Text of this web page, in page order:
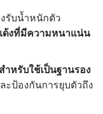
รับน้ำหนักตัว
ด้งที่มีความหนาแน่น
ำหรับใช้เป็นฐานรอง
ะป้องกันการยุบตัวถึง